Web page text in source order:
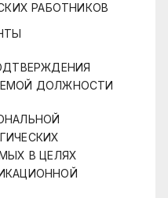
РАБОТНИКОВ
ДОЛЖНОСТИ
В ЦЕЛЯХ